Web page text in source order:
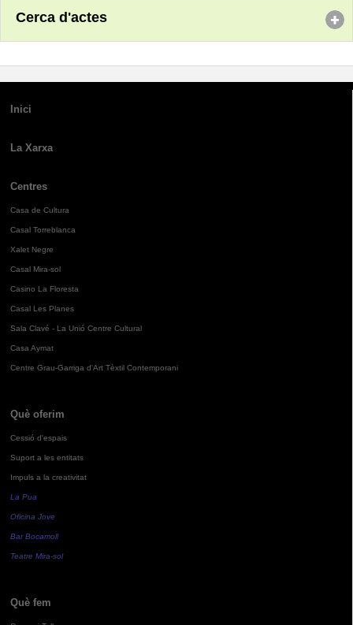
Cerca d'actes
Inici
La Xarxa
Centres
Casa de Cultura
Casal Torreblanca
Xalet Negre
Casal Mira-sol
Casino La Floresta
Casal Les Planes
Sala Clavé - La Unió Centre Cultural
Casa Aymat
Centre Grau-Garriga d'Art Tèxtil Contemporani
Què oferim
Cessió d'espais
Suport a les entitats
Impuls a la creativitat
La Pua
Oficina Jove
Bar Bocamoll
Teatre Mira-sol
Què fem